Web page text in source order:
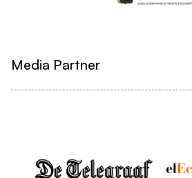
Media Partner